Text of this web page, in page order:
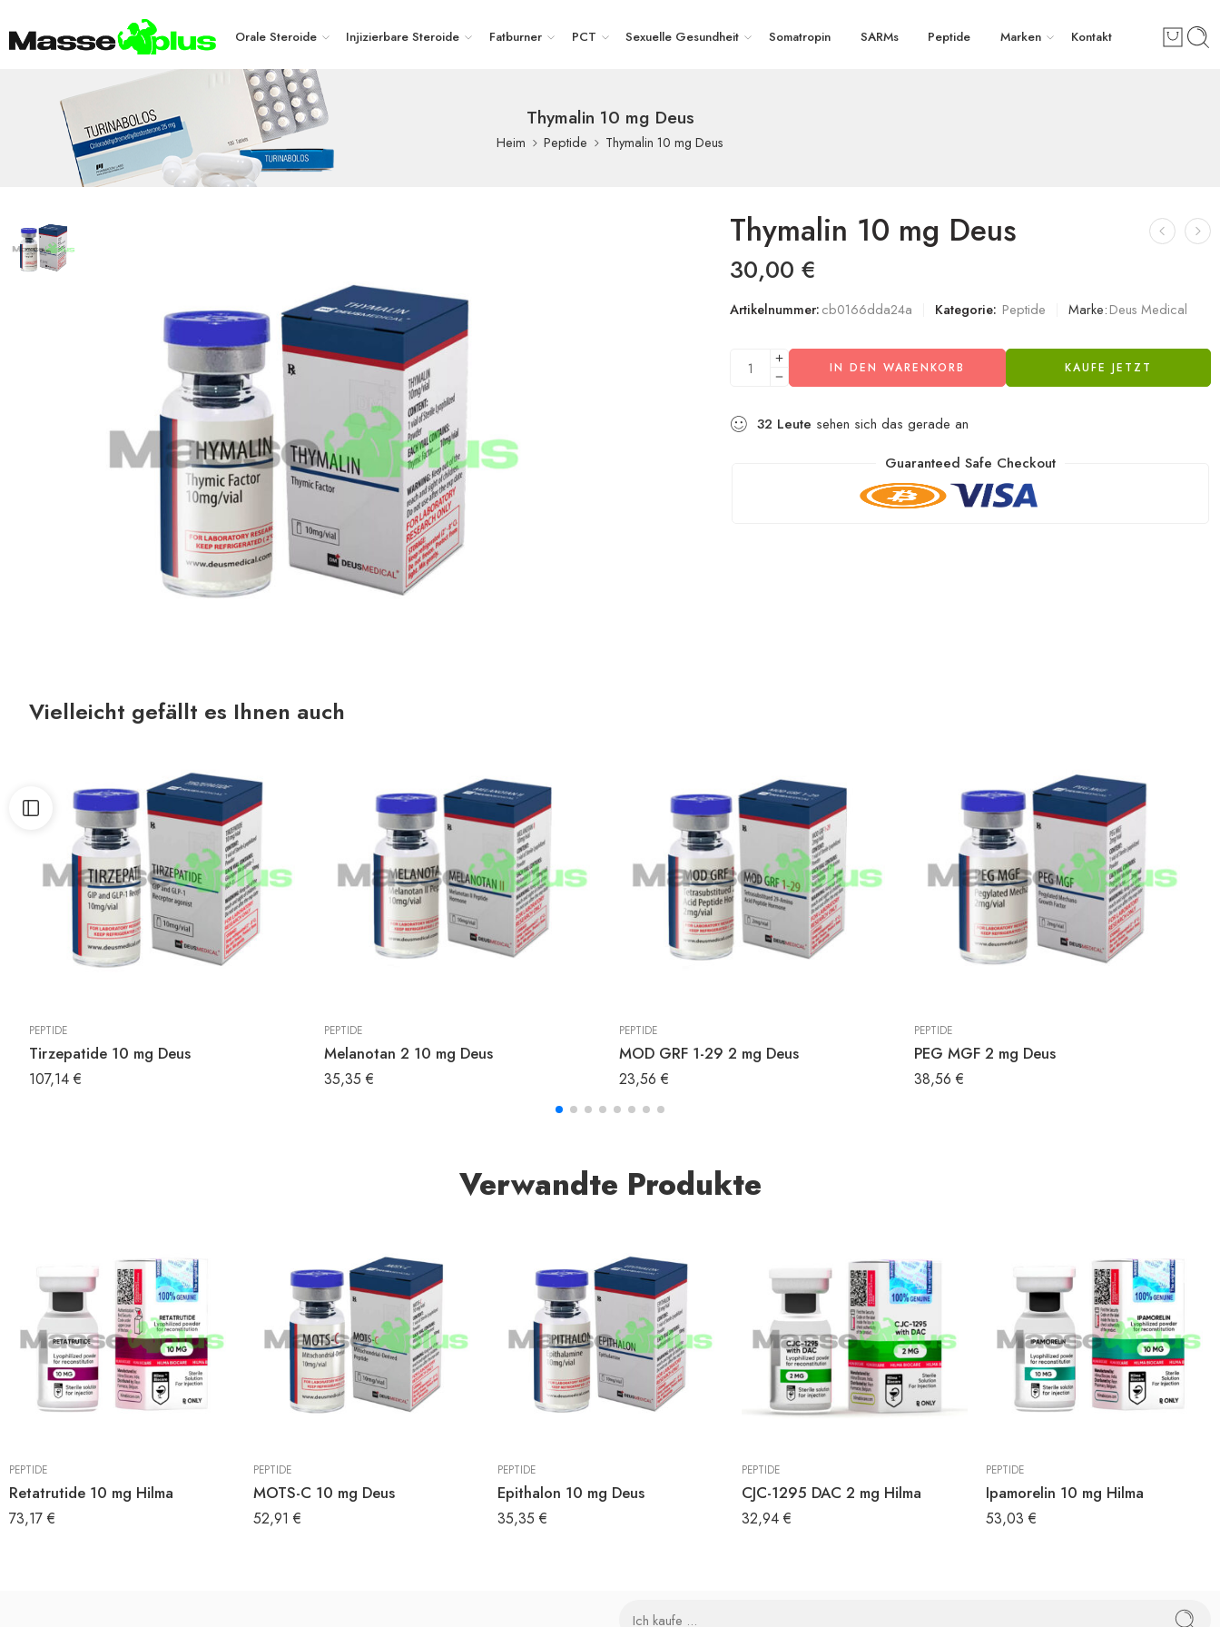
Orale Steroide Injizierbare Steroide Fatburner PCT Sexuelle Gesundheit Somatropin SARMs Peptide Marken Kontakt
Thymalin 10 mg Deus
Heim Peptide Thymalin 10 mg Deus
Thymalin 10 mg Deus
30,00 €
Artikelnummer:cb0166dda24a Kategorie: Peptide Marke:Deus Medical
IN DEN WARENKORB KAUFE JETZT
32 Leute sehen sich das gerade an
Guaranteed Safe Checkout
Vielleicht gefällt es Ihnen auch
PEPTIDE
Tirzepatide 10 mg Deus
107,14 €
PEPTIDE
Melanotan 2 10 mg Deus
35,35 €
PEPTIDE
MOD GRF 1-29 2 mg Deus
23,56 €
PEPTIDE
PEG MGF 2 mg Deus
38,56 €
Verwandte Produkte
PEPTIDE
Retatrutide 10 mg Hilma
73,17 €
PEPTIDE
MOTS-C 10 mg Deus
52,91 €
PEPTIDE
Epithalon 10 mg Deus
35,35 €
PEPTIDE
CJC-1295 DAC 2 mg Hilma
32,94 €
PEPTIDE
Ipamorelin 10 mg Hilma
53,03 €